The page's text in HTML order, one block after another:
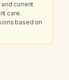
current
care.
based on